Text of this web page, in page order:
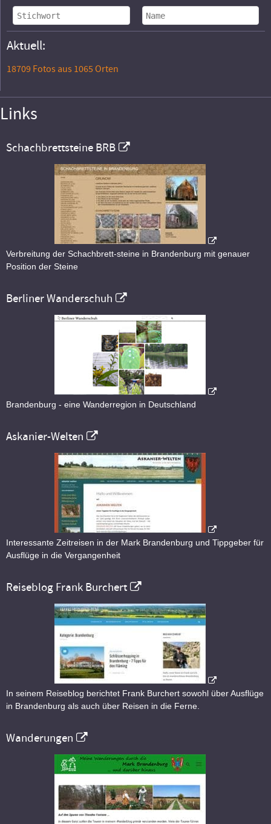
Aktuell:
18709 Fotos aus 1065 Orten
Links
Schachbrettsteine BRB
Verbreitung der Schachbrett-steine in Brandenburg mit genauer
Position der Steine
Berliner Wanderschuh
Brandenburg - eine Wanderregion in Deutschland
Askanier-Welten
Interessante Zeitreisen in der Mark Brandenburg und Tippgeber für
Ausflüge in die Vergangenheit
Reiseblog Frank Burchert
In seinem Reiseblog berichtet Frank Burchert sowohl über Ausflüge
in Brandenburg als auch über Reisen in die Ferne.
Wanderungen